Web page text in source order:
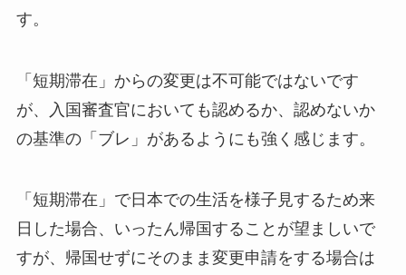
す。
「短期滞在」からの変更は不可能ではないです
が、入国審査官においても認めるか、認めないか
の基準の「ブレ」があるようにも強く感じます。
「短期滞在」で日本での生活を様子見するため来
日した場合、いったん帰国することが望ましいで
すが、帰国せずにそのまま変更申請をする場合は